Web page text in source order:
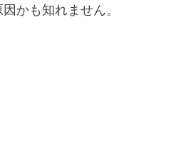
かも知れません。